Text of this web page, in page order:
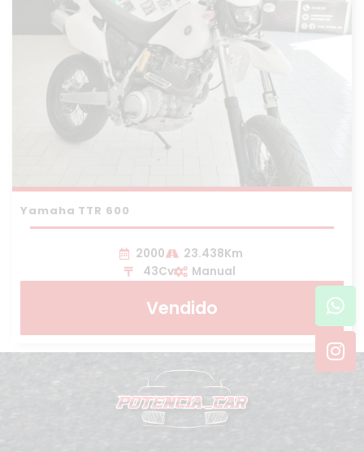
Yamaha TTR 600
2000
23.438Km
43Cv
Manual
Vendido